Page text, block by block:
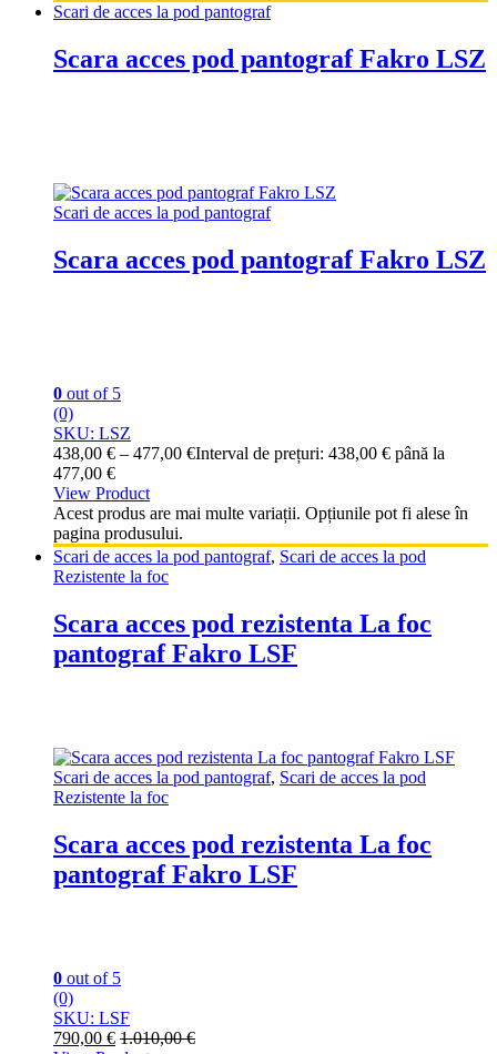
Scari de acces la pod pantograf
Scara acces pod pantograf Fakro LSZ
Scari de acces la pod pantograf
Scara acces pod pantograf Fakro LSZ
0 out of 5
(0)
SKU: LSZ
438,00 € – 477,00 €Interval de prețuri: 438,00 € până la
477,00 €
View Product
Acest produs are mai multe variații. Opțiunile pot fi alese în
pagina produsului.
Scari de acces la pod pantograf, Scari de acces la pod
Rezistente la foc
Scara acces pod rezistenta La foc
pantograf Fakro LSF
Scari de acces la pod pantograf, Scari de acces la pod
Rezistente la foc
Scara acces pod rezistenta La foc
pantograf Fakro LSF
0 out of 5
(0)
SKU: LSF
790,00 € 1.010,00€